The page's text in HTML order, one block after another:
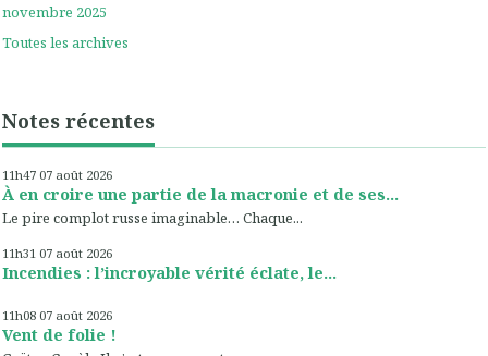
novembre 2025
Toutes les archives
Notes récentes
11h47 07 août 2026
À en croire une partie de la macronie et de ses...
Le pire complot russe imaginable… Chaque...
11h31 07 août 2026
Incendies : l’incroyable vérité éclate, le...
11h08 07 août 2026
Vent de folie !